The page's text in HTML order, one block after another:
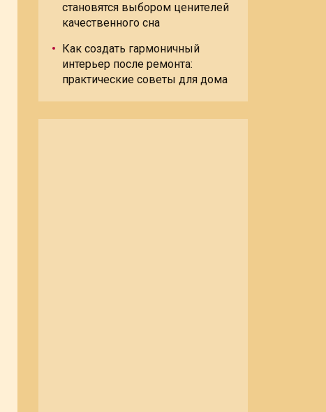
становятся выбором ценителей
качественного сна
Как создать гармоничный
интерьер после ремонта:
практические советы для дома